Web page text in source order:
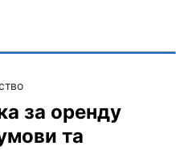
за оренду
та